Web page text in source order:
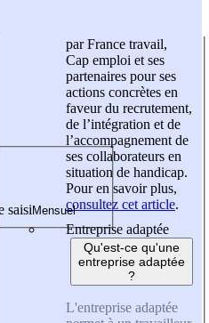
saisi
par France travail,
Cap emploi et ses
partenaires pour ses
actions concrètes en
faveur du recrutement,
de l’intégration et de
l’accompagnement de
ses collaborateurs en
situation de handicap.
Pour en savoir plus,
consultez cet article.
Entreprise adaptée
Qu'est-ce qu'une
entreprise adaptée
?
L'entreprise adaptée